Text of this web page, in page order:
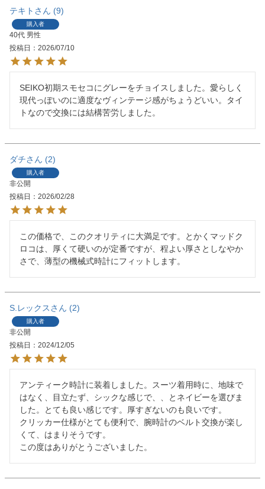
テキト 9
購入者
40代 男性
投稿日
2026/07/10
SEIKO初期スモセコにグレーをチョイスしました。愛らしく
現代っぽいのに適度なヴィンテージ感がちょうどいい。タイ
ダチ 2
購入者
非公開
投稿日
2026/02/28
この価格で、このクオリティに大満足です。とかくマッドク
ロコは、厚くて硬いのが定番ですが、程よい厚さとしなやか
さで、薄型の機械式時計にフィットします。
S.レックス 2
購入者
非公開
投稿日
2024/12/05
アンティーク時計に装着しました。スーツ着用時に、地味で
はなく、目立たず、シックな感じで、、とネイビーを選びま
した。とても良い感じです。厚すぎないのも良いです。
クリッカー仕様がとても便利で、腕時計のベルト交換が楽し
くて、はまりそうです。
この度はありがとうございました。